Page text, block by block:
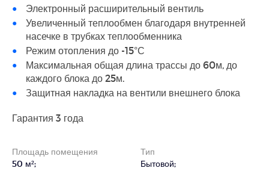
Электронный расширительный вентиль
Увеличенный теплообмен благодаря внутренней
насечке в трубках теплообменника
Режим отопления до -15°С
Максимальная общая длина трассы до 60м, до
каждого блока до 25м.
Защитная накладка на вентили внешнего блока
Гарантия 3 года
Площадь помещения
50 м²;
Тип
Бытовой;